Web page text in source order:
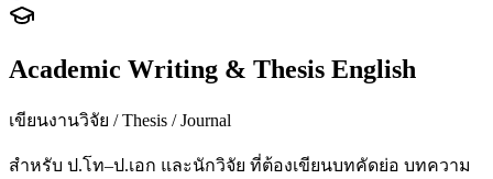
Academic Writing & Thesis English
เขียนงานวิจัย / Thesis / Journal
สำหรับ ป.โท–ป.เอก และนักวิจัย ที่ต้องเขียนบทคัดย่อ บทความ